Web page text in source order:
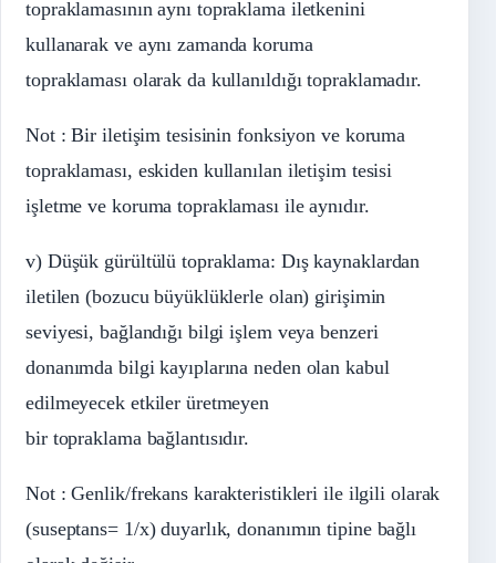
topraklamasının aynı topraklama iletkenini
kullanarak ve aynı zamanda koruma
topraklaması olarak da kullanıldığı topraklamadır.
Not : Bir iletişim tesisinin fonksiyon ve koruma
topraklaması, eskiden kullanılan iletişim tesisi
işletme ve koruma topraklaması ile aynıdır.
v) Düşük gürültülü topraklama: Dış kaynaklardan
iletilen (bozucu büyüklüklerle olan) girişimin
seviyesi, bağlandığı bilgi işlem veya benzeri
donanımda bilgi kayıplarına neden olan kabul
edilmeyecek etkiler üretmeyen
bir topraklama bağlantısıdır.
Not : Genlik/frekans karakteristikleri ile ilgili olarak
(suseptans= 1/x) duyarlık, donanımın tipine bağlı